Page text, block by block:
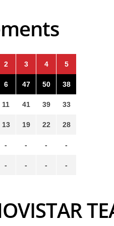
2
6
11
13
-
-
3
47
41
19
-
-
4
50
39
22
-
-
5
38
33
28
-
-